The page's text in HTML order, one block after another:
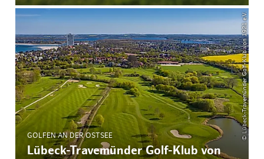
© Lübeck-Travemünder Golf-Klub von 1921 e.V.
GOLFEN AN DER OSTSEE
Lübeck-Travemünder Golf-Klub von